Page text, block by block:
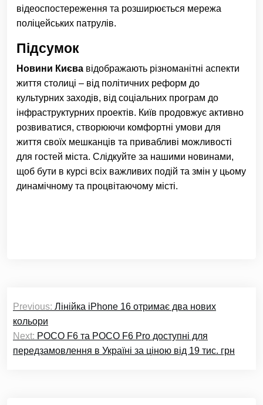
відеоспостереження та розширюється мережа
поліцейських патрулів.
Підсумок
Новини Києва відображають різноманітні аспекти
життя столиці – від політичних реформ до
культурних заходів, від соціальних програм до
інфраструктурних проектів. Київ продовжує активно
розвиватися, створюючи комфортні умови для
життя своїх мешканців та привабливі можливості
для гостей міста. Слідкуйте за нашими новинами,
щоб бути в курсі всіх важливих подій та змін у цьому
динамічному та процвітаючому місті.
Навігація
записів
Previous: Лінійка iPhone 16 отримає два нових
кольори
Next: POCO F6 та POCO F6 Pro доступні для
передзамовлення в Україні за ціною від 19 тис. грн